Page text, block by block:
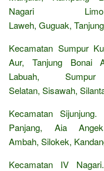
Nagari
Laweh, Guguak,
Kecamatan Sumpur
Aur, Tanjung Bonai
Labuah,
Selatan, Sisawah,
Kecamatan
Panjang, Aia
Ambah, Silokek,
Kecamatan IV